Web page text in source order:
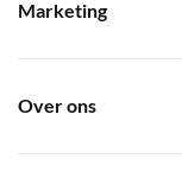
Marketing
Over ons